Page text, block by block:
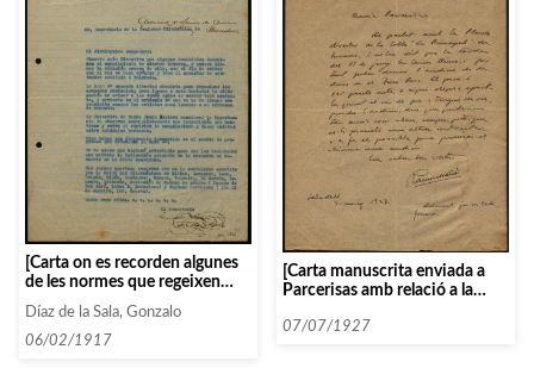
[Carta on es recorden algunes
de les normes que regeixen
Filharmòniques Espanyoles]
Díaz de la Sala, Gonzalo
06/02/1917
[Carta manuscrita enviada a
Parcerisas amb relació a la
07/07/1927